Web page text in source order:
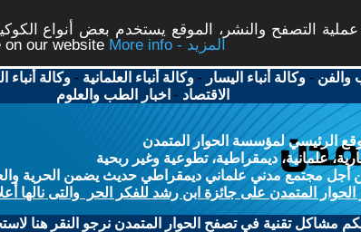
التصفح والنشر، الموقع يستخدم بعض أنواع
our website
More info - المزيد
والفن -وكالة أنباء اليسار -وكالة أنباء العلمانية -وكالة أنباء
الاقتصاد - اخبار الطب والعلوم
الرئيسي لمؤسسة الحوار المتمدن
علمانية، ديمقراطية، تطوعية وغير ربحية
أجل مجتمع مدني علماني ديمقراطي حديث يضمن الحرية
الحوار المتمدن على جائزة ابن رشد للفكر الحر والتى نالها
مشاكل تقنية في تصفح الحوار المتمدن نرجو النقر هنا